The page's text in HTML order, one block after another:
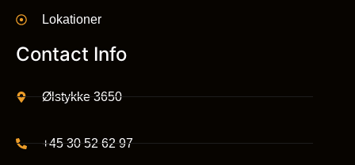
Lokationer
Contact Info
Ølstykke 3650
+45 30 52 62 97